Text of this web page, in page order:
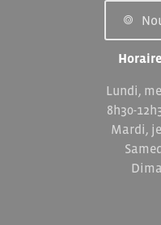
Lundi,
8h30-
Mardi,